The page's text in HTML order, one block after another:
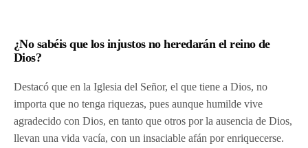
¿No sabéis que los injustos no heredarán el reino de
Dios?
Destacó que en la Iglesia del Señor, el que tiene a Dios, no
importa que no tenga riquezas, pues aunque humilde vive
agradecido con Dios, en tanto que otros por la ausencia de Dios,
llevan una vida vacía, con un insaciable afán por enriquecerse.